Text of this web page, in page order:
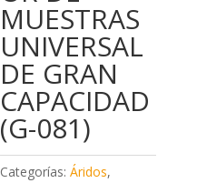
MUESTRAS
UNIVERSAL
DE GRAN
CAPACIDAD
(G-081)
Categorías:Áridos,